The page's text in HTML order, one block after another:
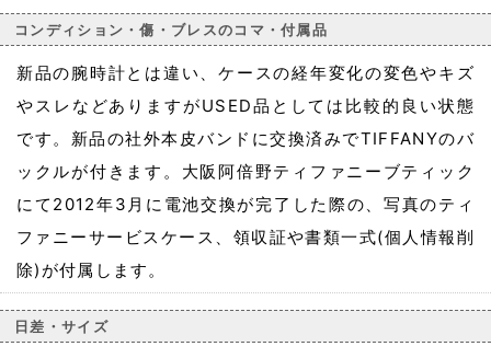
コンディション・傷・ブレスのコマ・付属品
新品の腕時計とは違い、ケースの経年変化の変色やキズ
やスレなどありますがUSED品としては比較的良い状態
です。新品の社外本皮バンドに交換済みでTIFFANYのバ
ックルが付きます。大阪阿倍野ティファニーブティック
にて2012年3月に電池交換が完了した際の、写真のティ
ファニーサービスケース、領収証や書類一式(個人情報削
除)が付属します。
日差・サイズ